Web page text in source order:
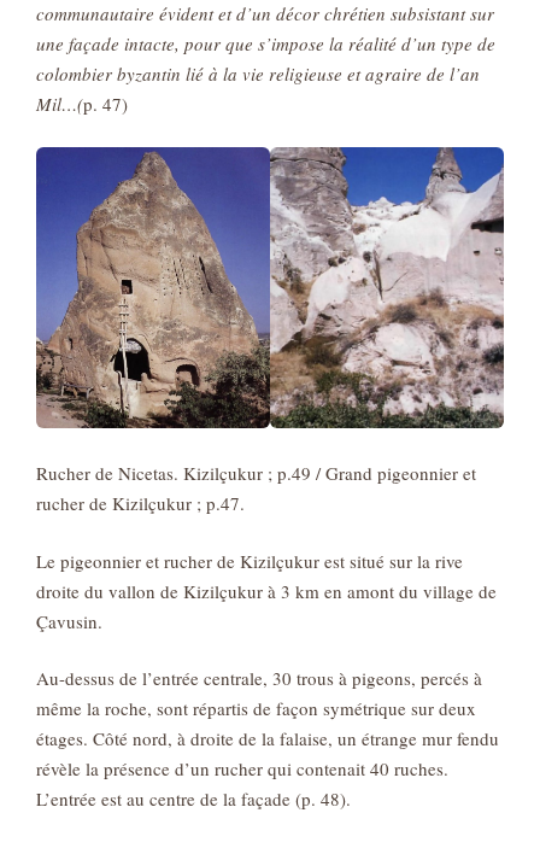
communautaire évident et d’un décor chrétien subsistant sur
une façade intacte, pour que s’impose la réalité d’un type de
colombier byzantin lié à la vie religieuse et agraire de l’an
Mil…(p. 47)
Rucher de Nicetas. Kizilçukur ; p.49 / Grand pigeonnier et
rucher de Kizilçukur ; p.47.
Le pigeonnier et rucher de Kizilçukur est situé sur la rive
droite du vallon de Kizilçukur à 3 km en amont du village de
Çavusin.
Au-dessus de l’entrée centrale, 30 trous à pigeons, percés à
même la roche, sont répartis de façon symétrique sur deux
étages. Côté nord, à droite de la falaise, un étrange mur fendu
révèle la présence d’un rucher qui contenait 40 ruches.
L’entrée est au centre de la façade (p. 48).